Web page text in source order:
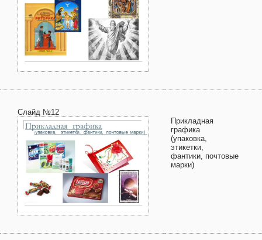
Слайд №12
Прикладная
графика
(упаковка,
этикетки,
фантики, почтовые
марки)